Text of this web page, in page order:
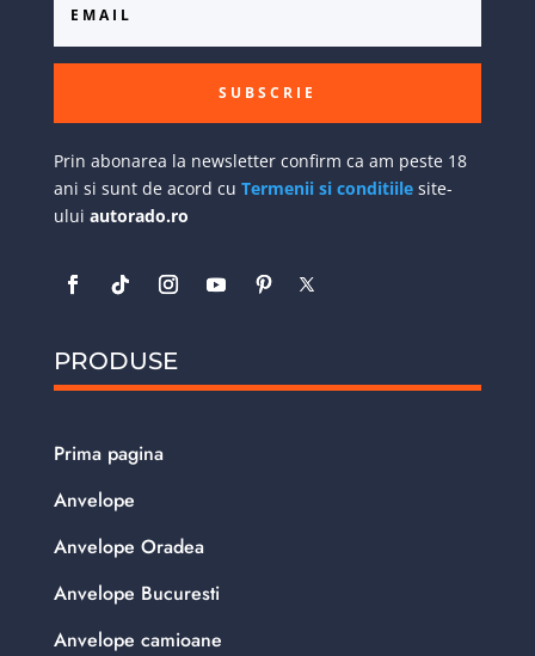
SUBSCRIE
Prin abonarea la newsletter confirm ca am peste 18
ani si sunt de acord cu Termenii si conditiilesite-
ului autorado.ro
PRODUSE
Prima pagina
Anvelope
Anvelope Oradea
Anvelope Bucuresti
Anvelope camioane